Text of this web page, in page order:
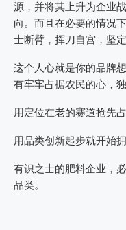
源，并将其上升为企业
向。而且在必要的情况
士断臂，挥刀自宫，坚
这个人心就是你的品牌
有牢牢占据农民的心，
用定位在老的赛道抢先
用品类创新起步就开始
有识之士的肥料企业，
品类。